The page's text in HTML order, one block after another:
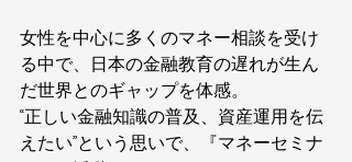
女性を中心に多くのマネー相談を受け
る中で、日本の金融教育の遅れが生ん
だ世界とのギャップを体感。
“正しい金融知識の普及、資産運用を伝
えたい”という思いで、『マネーセミナ